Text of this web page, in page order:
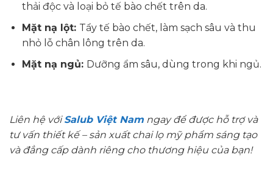
thải độc và loại bỏ tế bào chết trên da.
Mặt nạ lột: Tẩy tế bào chết, làm sạch sâu và thu
nhỏ lỗ chân lông trên da.
Mặt nạ ngủ: Dưỡng ẩm sâu, dùng trong khi ngủ.
Liên hệ vớiSalub Việt Nam ngay để được hỗ trợ và
tư vấn thiết kế – sản xuất chai lọ mỹ phẩm sáng tạo
và đẳng cấp dành riêng cho thương hiệu của bạn!